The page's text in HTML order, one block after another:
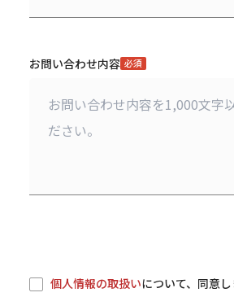
お問い合わせ内容 必須
個人情報の取扱いについて、同意し